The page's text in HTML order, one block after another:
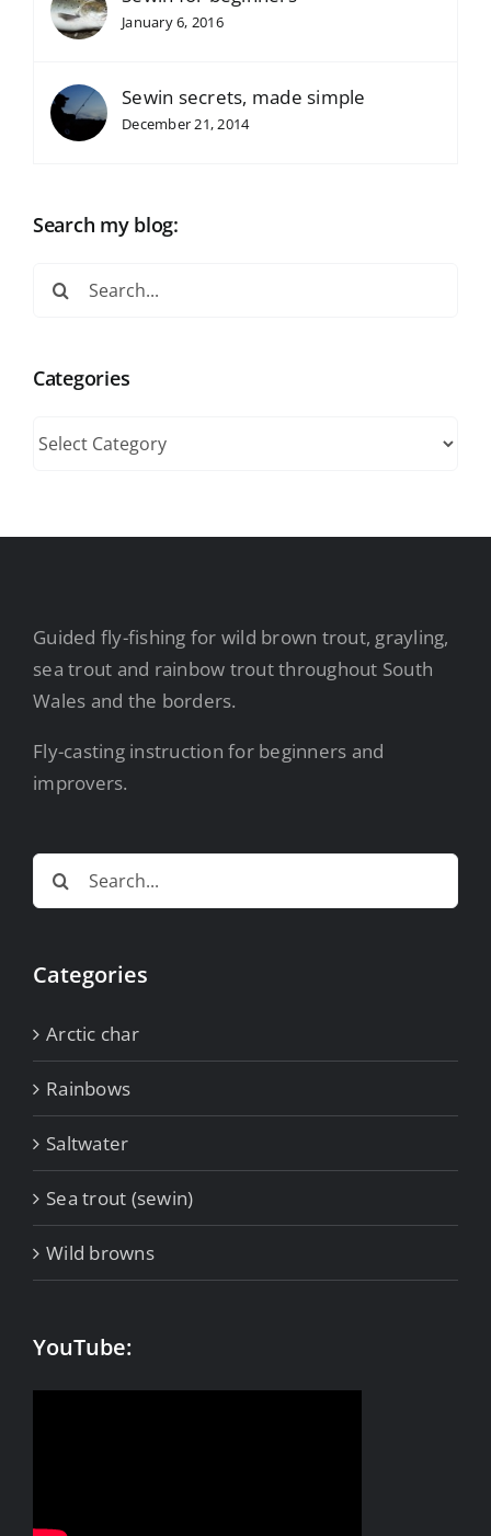
January 6, 2016
Sewin secrets, made simple
December 21, 2014
Search my blog:
Search
Categories
Categories
Guided fly-fishing for wild brown trout, grayling,
sea trout and rainbow trout throughout South
Wales and the borders.
Fly-casting instruction for beginners and
improvers.
Search
for:
Categories
Arctic char
Rainbows
Saltwater
Sea trout (sewin)
Wild browns
YouTube: